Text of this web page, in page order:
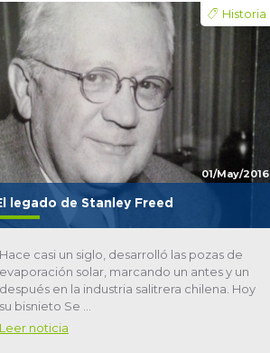
Historia
legado de Stanley Freed
01/May/2016
Hace casi un siglo, desarrolló las pozas de
evaporación solar, marcando un antes y un
después en la industria salitrera chilena. Hoy
su bisnieto Se ...
Leer noticia